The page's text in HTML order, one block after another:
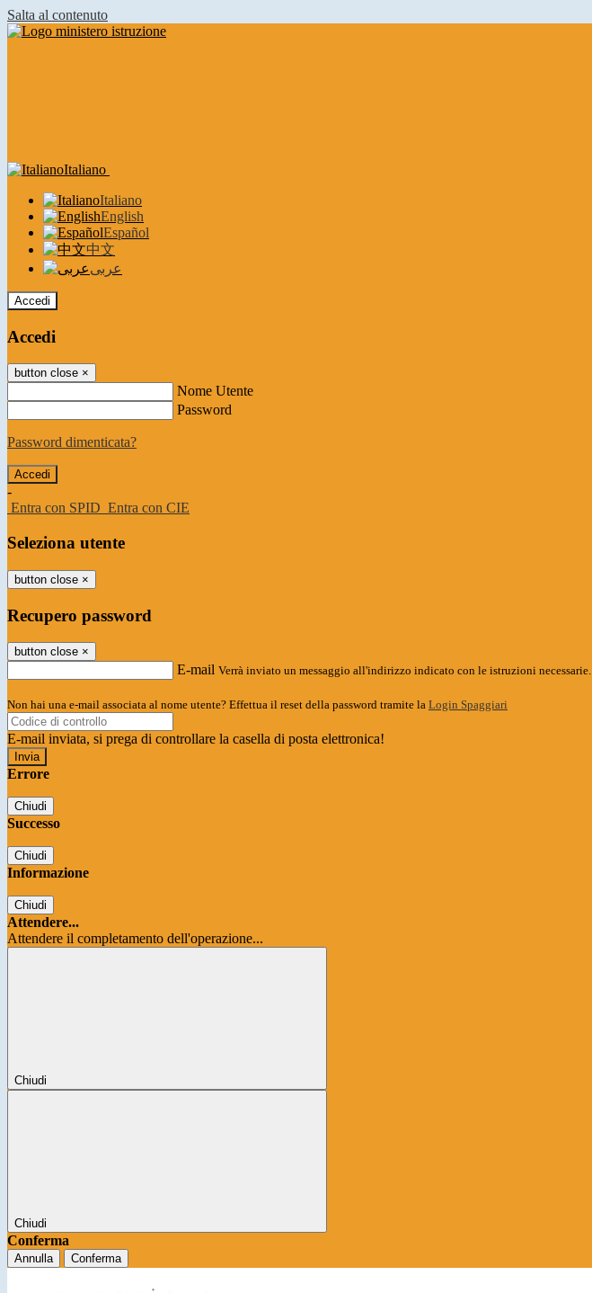
Salta al contenuto
Italiano
Italiano
English
Español
中文
عربى
Accedi
Accedi
button close ×
Nome Utente
Password
Password dimenticata?
-
Entra con SPID Entra con CIE
Seleziona utente
button close ×
Recupero password
button close ×
E-mail Verrà inviato un messaggio all'indirizzo indicato con le istruzioni necessarie.
Non hai una e-mail associata al nome utente? Effettua il reset della password tramite la Login Spaggiari
E-mail inviata, si prega di controllare la casella di posta elettronica!
Errore
Chiudi
Successo
Chiudi
Informazione
Chiudi
Attendere...
Attendere il completamento dell'operazione...
Chiudi
Chiudi
Conferma
Annulla Conferma